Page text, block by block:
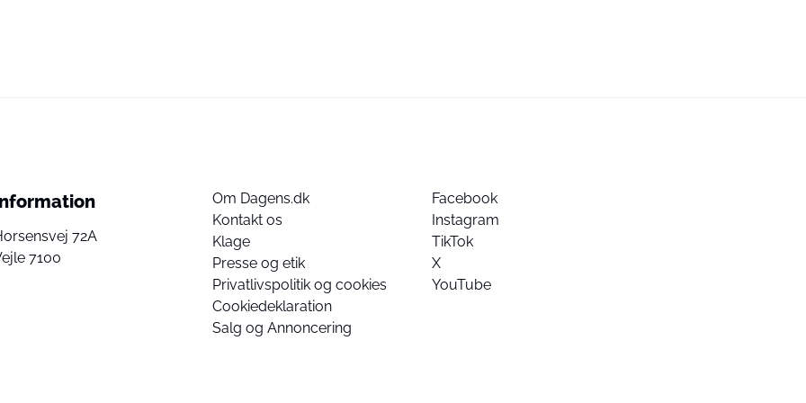
72A
7100
Om Dagens.dk
Kontakt os
Klage
Presse og etik
Privatlivspolitik og cookies
Cookiedeklaration
Salg og Annoncering
Facebook
Instagram
TikTok
X
YouTube